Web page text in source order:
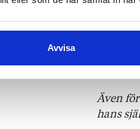
Avvisa
bra.
Även
hans